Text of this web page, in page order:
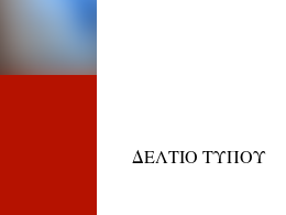
ΔΕΛΤΙΟ ΤΥΠΟΥ